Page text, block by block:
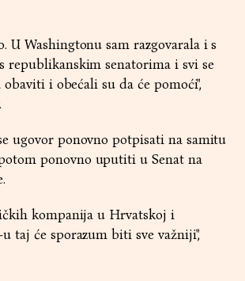
U Washingtonu sam razgovarala i s
republikanskim senatorima i svi se
i obećali su da će pomoći",
ugovor ponovno potpisati na samitu
ponovno uputiti u Senat na
kompanija u Hrvatskoj i
taj će sporazum biti sve važniji",